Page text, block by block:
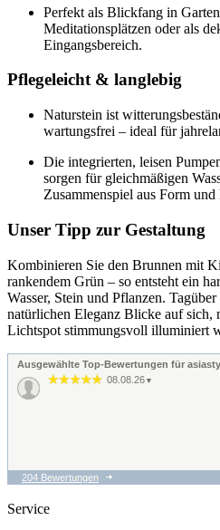
Perfekt als Blickfang in
Meditationsplätzen oder als
Eingangsbereich.
Pflegeleicht & langlebig
Naturstein ist
wartungsfrei – ideal für
Die integrierten, leisen
sorgen für gleichmäßigen
Zusammenspiel aus Form
Unser Tipp zur Gestaltung
Kombinieren Sie den Brunnen mit
rankendem Grün – so entsteht ein
Wasser, Stein und Pflanzen.
natürlichen Eleganz Blicke auf sich,
Lichtspot stimmungsvoll illuminiert
Ausgewählte Top-Bewertungen für
08.08.26 ▼
07.08.26
Teleskopstange
204 Bewertungen
Service